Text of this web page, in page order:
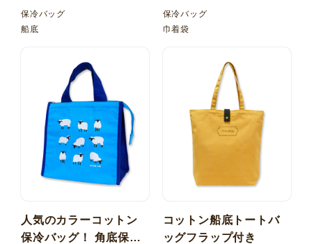
カラー 船底保冷バッグ
保冷バッグ
船底
保冷バッグ
巾着袋
人気のカラーコットン
保冷バッグ！ 角底保冷
コットン船底トートバ
ッグフラップ付き